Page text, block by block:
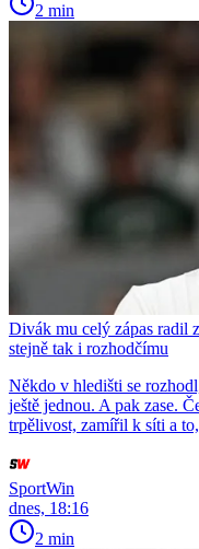
2 min
Divák mu celý zápas radil
stejně tak i rozhodčímu
Někdo v hledišti se
ještě jednou. A pak zase.
trpělivost, zamířil k síti a
SportWin
dnes, 18:16
2 min